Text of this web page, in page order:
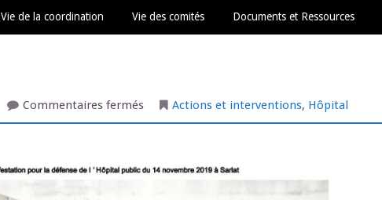
Vie de la coordination Vie des comités Documents et Ressources
Commentaires ferméssur
le
Actions et interventions, Hôpital